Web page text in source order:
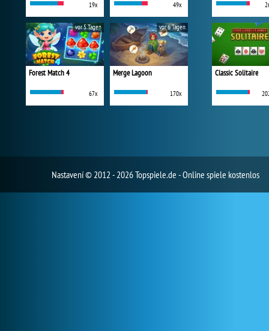
19x 49x
Forest Match 4
67x
vor 5 Tagen
Merge Lagoon
170x
vor 6 Tagen
Classic Solitaire
Nastavení© 2012 - 2026 Topspiele.de - Online spiele kostenlos